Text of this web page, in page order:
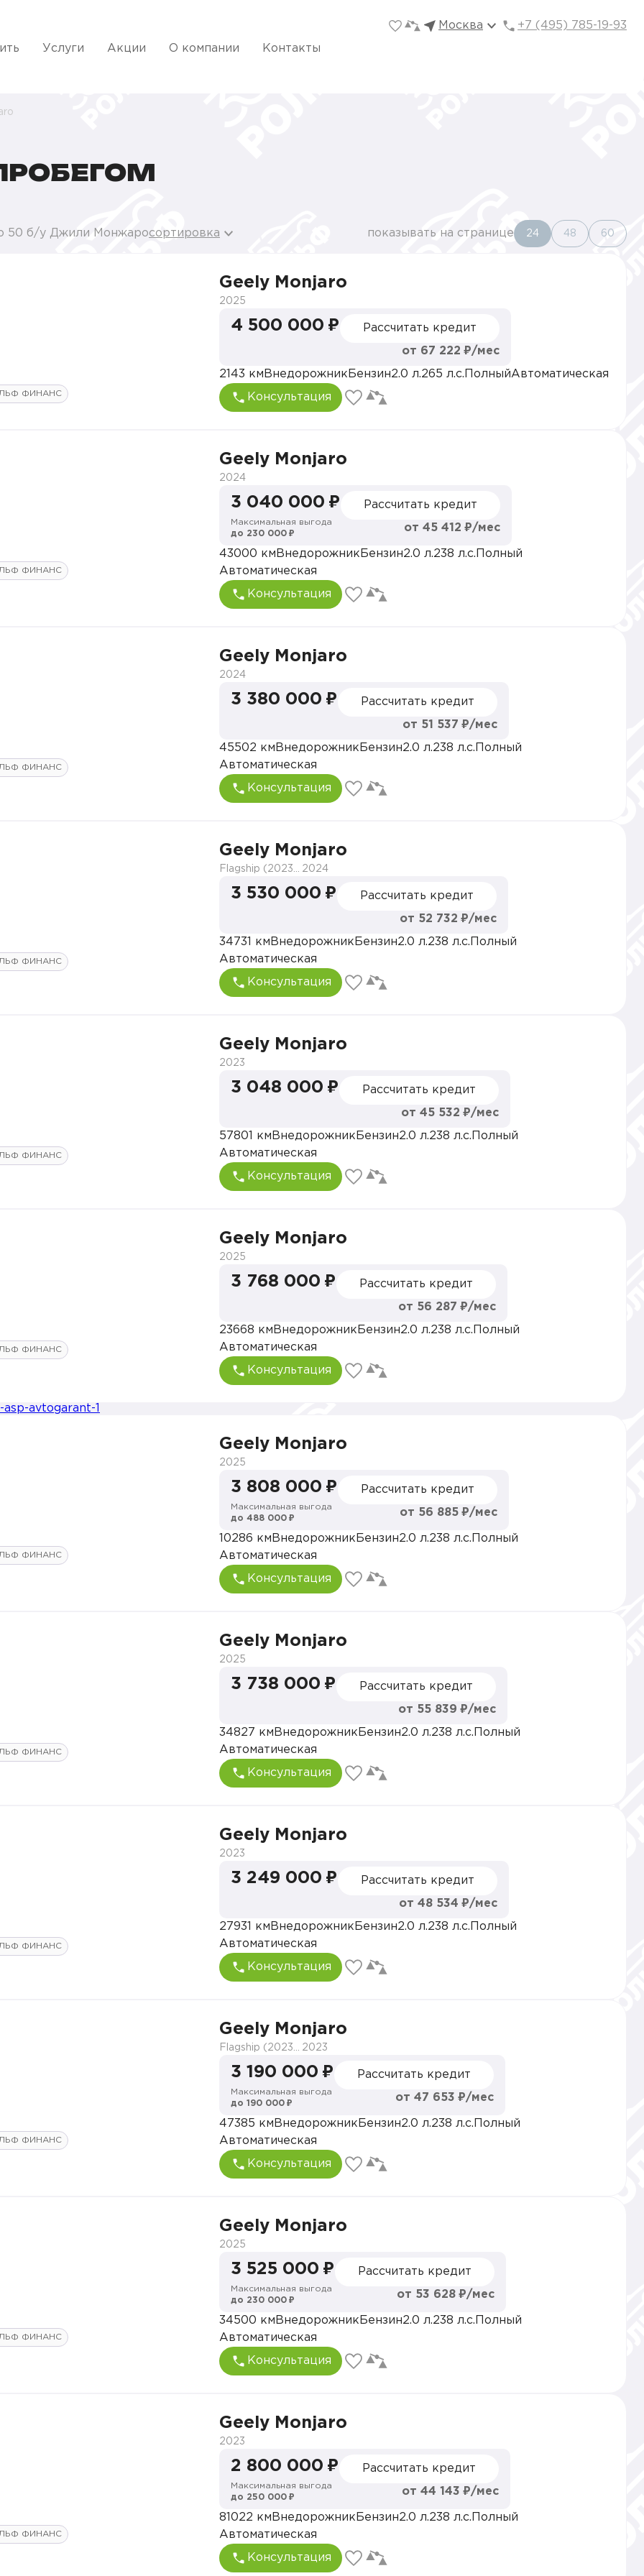
Москва +7 (495) 785-19-93
Услуги Акции О компании Контакты
ПРОБЕГОМ
50 б/у Джили Монжаросортировка показывать на странице 24 48 60
ФИНАНС
Geely Monjaro
2025
4 500 000 ₽ Рассчитать кредит
от 67 222 ₽/мес
2143 км Внедорожник Бензин2.0 л.265 л.с. ПолныйАвтоматическая
Консультация
ФИНАНС
Geely Monjaro
2024
3 040 000 ₽
Максимальная выгода
до 230 000 ₽
Рассчитать кредит
от 45 412 ₽/мес
43000 км Внедорожник Бензин2.0 л.238 л.с. Полный
Автоматическая
Консультация
ФИНАНС
Geely Monjaro
2024
3 380 000 ₽ Рассчитать кредит
от 51 537 ₽/мес
45502 км Внедорожник Бензин2.0 л.238 л.с. Полный
Автоматическая
Консультация
ФИНАНС
Geely Monjaro
2024
3 530 000 ₽ Рассчитать кредит
от 52 732 ₽/мес
34731 км Внедорожник Бензин2.0 л.238 л.с. Полный
Автоматическая
Консультация
ФИНАНС
Geely Monjaro
2023
3 048 000 ₽ Рассчитать кредит
от 45 532 ₽/мес
57801 км Внедорожник Бензин2.0 л.238 л.с. Полный
Автоматическая
Консультация
ФИНАНС
Geely Monjaro
2025
3 768 000 ₽ Рассчитать кредит
от 56 287 ₽/мес
23668 км Внедорожник Бензин2.0 л.238 л.с. Полный
Автоматическая
Консультация
ФИНАНС
Geely Monjaro
2025
3 808 000 ₽
Максимальная выгода
до 488 000 ₽
Рассчитать кредит
от 56 885 ₽/мес
10286 км Внедорожник Бензин2.0 л.238 л.с. Полный
Автоматическая
Консультация
ФИНАНС
Geely Monjaro
2025
3 738 000 ₽ Рассчитать кредит
от 55 839 ₽/мес
34827 км Внедорожник Бензин2.0 л.238 л.с. Полный
Автоматическая
Консультация
ФИНАНС
Geely Monjaro
2023
3 249 000 ₽ Рассчитать кредит
от 48 534 ₽/мес
27931 км Внедорожник Бензин2.0 л.238 л.с. Полный
Автоматическая
Консультация
ФИНАНС
Geely Monjaro
2023
3 190 000 ₽
Максимальная выгода
до 190 000 ₽
Рассчитать кредит
от 47 653 ₽/мес
47385 км Внедорожник Бензин2.0 л.238 л.с. Полный
Автоматическая
Консультация
ФИНАНС
Geely Monjaro
2025
3 525 000 ₽
Максимальная выгода
до 230 000 ₽
Рассчитать кредит
от 53 628 ₽/мес
34500 км Внедорожник Бензин2.0 л.238 л.с. Полный
Автоматическая
Консультация
ФИНАНС
Geely Monjaro
2023
2 800 000 ₽
Максимальная выгода
до 250 000 ₽
Рассчитать кредит
от 44 143 ₽/мес
81022 км Внедорожник Бензин2.0 л.238 л.с. Полный
Автоматическая
Консультация